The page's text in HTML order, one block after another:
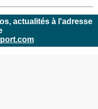
actualités à l'adresse